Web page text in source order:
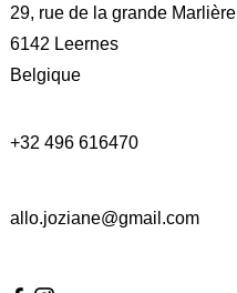
29, rue de la grande Marlière
6142 Leernes
Belgique
+32 496 616470
allo.joziane@gmail.com